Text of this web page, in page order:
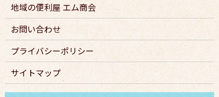
地域の便利屋 エム商会
お問い合わせ
プライバシーポリシー
サイトマップ